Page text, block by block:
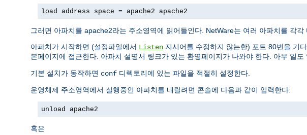
load address space = apache2 apache2
그러면 아파치를 apache2라는 주소영역에 읽어들인다. NetWare는 여러 아파치를 각
아파치가 시작하면 (설정파일에서 Listen 지시어를 수정하지 않는한) 포트 80번을 기
본페이지에 접근한다. 아파치 설명서 링크가 있는 환영페이지가 나와야 한다. 아무 일도
기본 설치가 동작하면 conf 디렉토리에 있는 파일을 적절히 설정한다.
운영체제 주소영역에서 실행중인 아파치를 내릴려면 콘솔에 다음과 같이 입력한다:
unload apache2
혹은